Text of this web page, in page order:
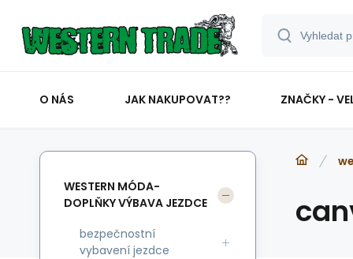
O NÁS JAK NAKUPOVAT?? ZNAČKY -
WESTERN MÓDA-
DOPLŇKY VÝBAVA JEZDCE
bezpečnostní
vybavení jezdce